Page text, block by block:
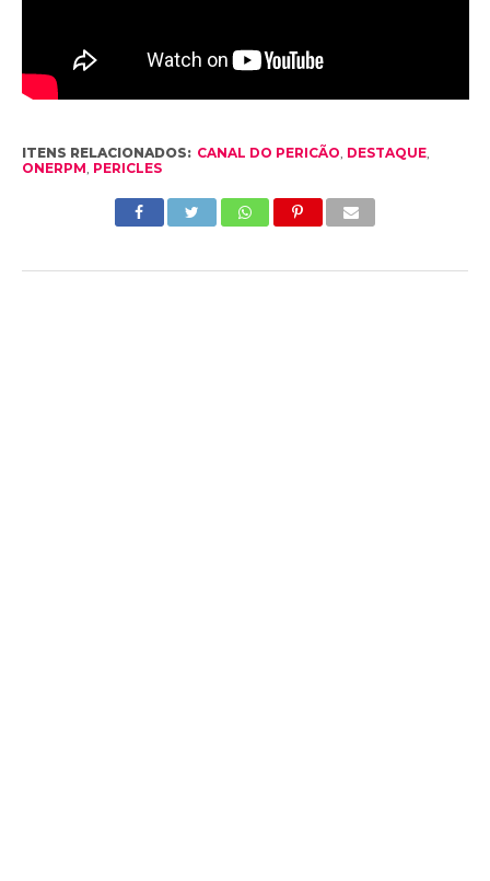
ITENS RELACIONADOS: CANAL DO PERICÃO DESTAQUE,
ONERPM PERICLES